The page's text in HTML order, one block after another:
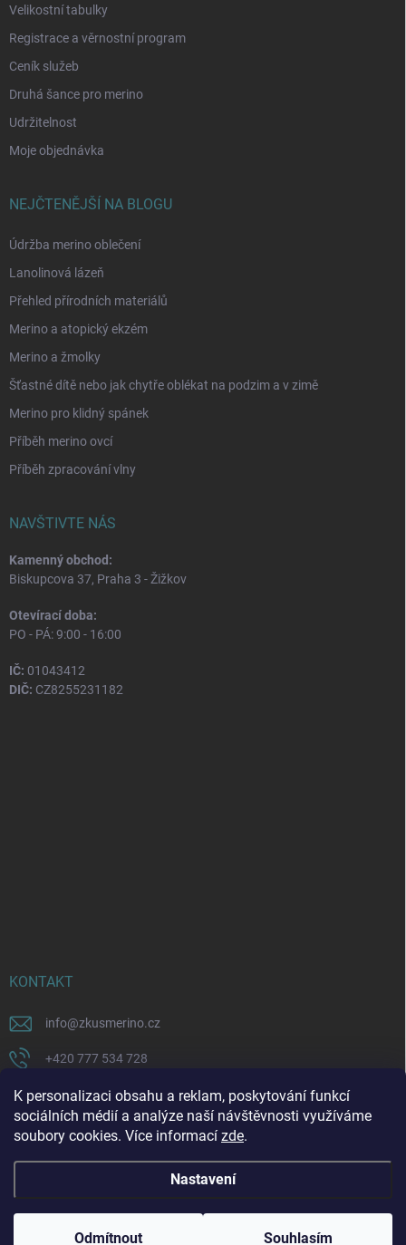
K personalizaci obsahu a reklam, poskytování funkcí
sociálních médií a analýze naší návštěvnosti využíváme
soubory cookies. Více informací zde.
Nastavení
Odmítnout Souhlasím
Velikostní tabulky
Registrace a věrnostní program
Ceník služeb
Druhá šance pro merino
Udržitelnost
Moje objednávka
NEJČTENĚJŠÍ NA BLOGU
Údržba merino oblečení
Lanolinová lázeň
Přehled přírodních materiálů
Merino a atopický ekzém
Merino a žmolky
Šťastné dítě nebo jak chytře oblékat na podzim a v zimě
Merino pro klidný spánek
Příběh merino ovcí
Příběh zpracování vlny
NAVŠTIVTE NÁS
Kamenný obchod:
Biskupcova 37, Praha 3 - Žižkov
Otevírací doba:
PO - PÁ: 9:00 - 16:00
IČ: 01043412
DIČ: CZ8255231182
KONTAKT
info@zkusmerino.cz
+420 777 534 728
https://www.facebook.com/zkusmerino/
zkusmerino.cz
Copyright 2026ZKUSMERINO. Všechna práva vyhrazena.Upravit nastavení